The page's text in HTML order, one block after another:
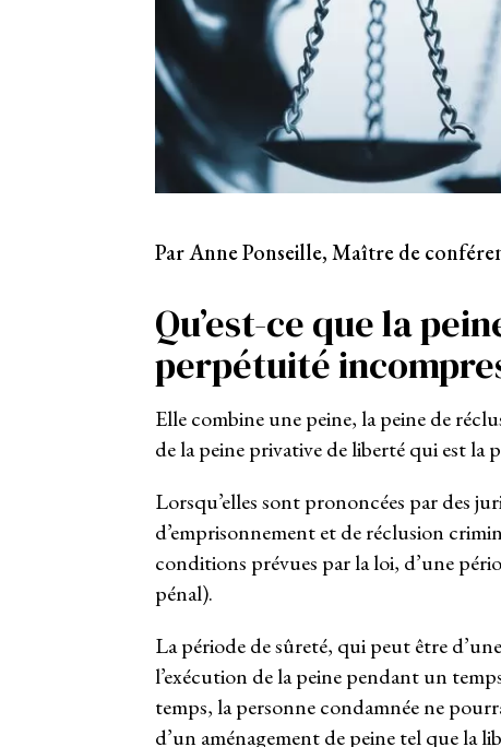
Par Anne Ponseille, Maître de
Qu’est-ce que la
perpétuité
Elle combine une peine, la peine de
de la peine privative de liberté qui est la
Lorsqu’elles sont prononcées par des
d’emprisonnement et de réclusion
conditions prévues par la loi, d’une
pénal).
La période de sûreté, qui peut être
l’exécution de la peine pendant un
temps, la personne condamnée ne
d’un aménagement de peine tel que la